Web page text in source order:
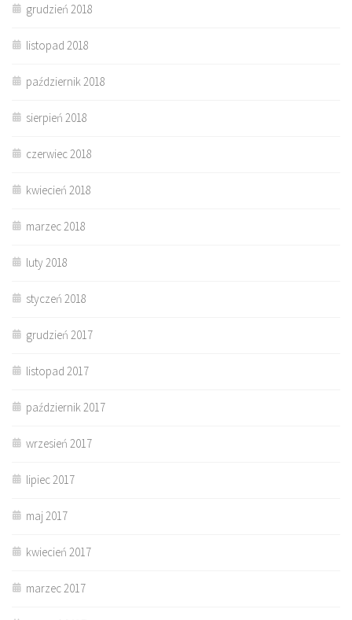
grudzień 2018
listopad 2018
październik 2018
sierpień 2018
czerwiec 2018
kwiecień 2018
marzec 2018
luty 2018
styczeń 2018
grudzień 2017
listopad 2017
październik 2017
wrzesień 2017
lipiec 2017
maj 2017
kwiecień 2017
marzec 2017